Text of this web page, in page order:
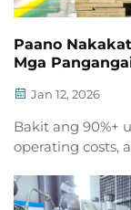
Paano
Mga
Jan 12, 2026
Bakit ang 90%+
operating costs,
sa data center,